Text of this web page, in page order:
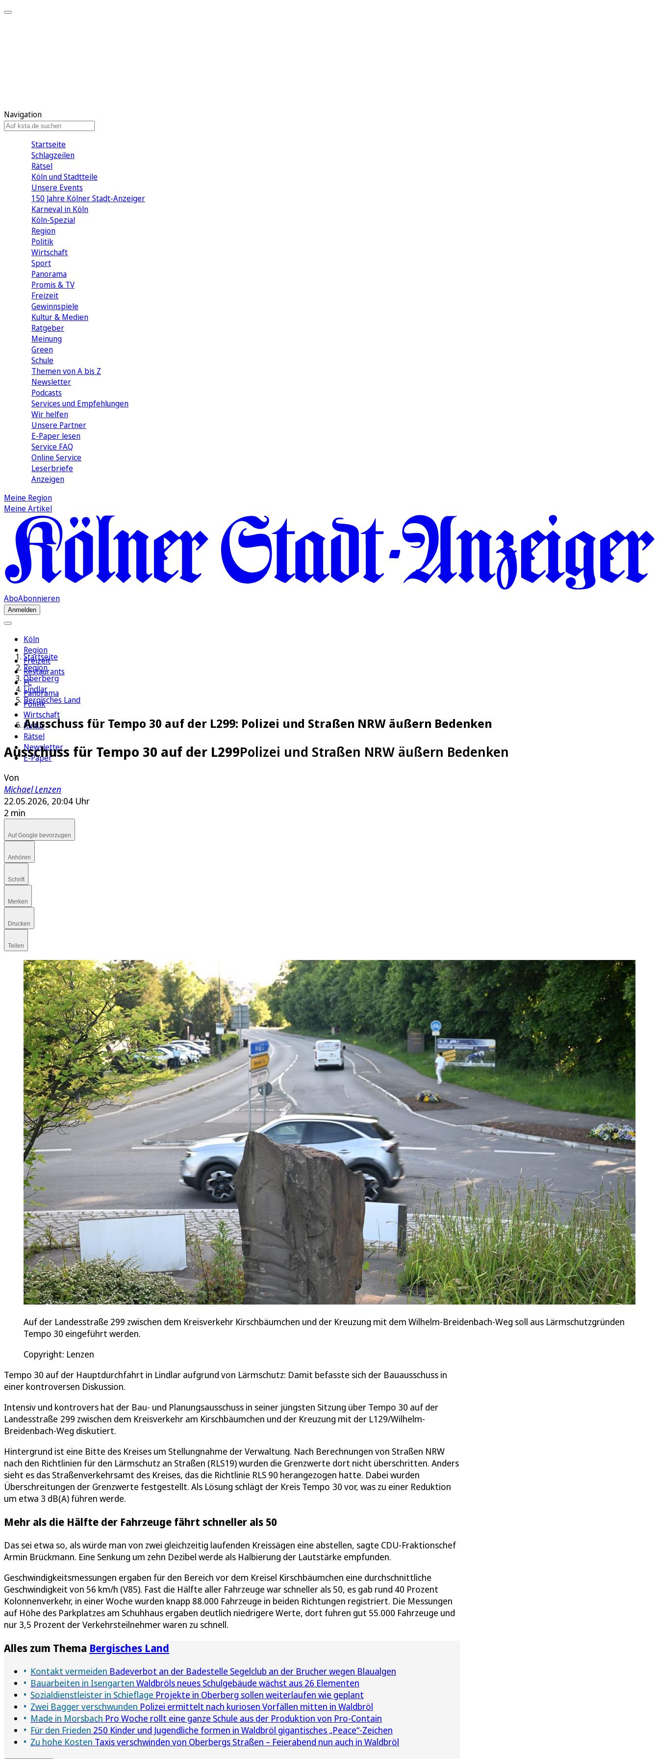
Navigation
Startseite
Schlagzeilen
Rätsel
Köln und Stadtteile
Unsere Events
150 Jahre Kölner Stadt-Anzeiger
Karneval in Köln
Köln-Spezial
Region
Politik
Wirtschaft
Sport
Panorama
Promis & TV
Freizeit
Gewinnspiele
Kultur & Medien
Ratgeber
Meinung
Green
Schule
Themen von A bis Z
Newsletter
Podcasts
Services und Empfehlungen
Wir helfen
Unsere Partner
E-Paper lesen
Service FAQ
Online Service
Leserbriefe
Anzeigen
Meine Region
Meine Artikel
AboAbonnieren
Anmelden
Köln
Region
Freizeit
Restaurants
FC
Panorama
Politik
Wirtschaft
Kultur
Rätsel
Newsletter
E-Paper
Startseite
Region
Oberberg
Lindlar
Bergisches Land
Ausschuss für Tempo 30 auf der L299: Polizei und Straßen NRW äußern Bedenken
Ausschuss für Tempo 30 auf der L299Polizei und Straßen NRW äußern Bedenken
Von
Michael Lenzen
22.05.2026, 20:04 Uhr
2 min
Auf Google bevorzugen
Anhören
Schrift
Merken
Drucken
Teilen
Auf der Landesstraße 299 zwischen dem Kreisverkehr Kirschbäumchen und der Kreuzung mit dem Wilhelm-Breidenbach-Weg soll aus Lärmschutzgründen
Tempo 30 eingeführt werden.
Copyright: Lenzen
Tempo 30 auf der Hauptdurchfahrt in Lindlar aufgrund von Lärmschutz: Damit befasste sich der Bauausschuss in
einer kontroversen Diskussion.
Intensiv und kontrovers hat der Bau- und Planungsausschuss in seiner jüngsten Sitzung über Tempo 30 auf der
Landesstraße 299 zwischen dem Kreisverkehr am Kirschbäumchen und der Kreuzung mit der L129/Wilhelm-
Breidenbach-Weg diskutiert.
Hintergrund ist eine Bitte des Kreises um Stellungnahme der Verwaltung. Nach Berechnungen von Straßen NRW
nach den Richtlinien für den Lärmschutz an Straßen (RLS19) wurden die Grenzwerte dort nicht überschritten. Anders
sieht es das Straßenverkehrsamt des Kreises, das die Richtlinie RLS 90 herangezogen hatte. Dabei wurden
Überschreitungen der Grenzwerte festgestellt. Als Lösung schlägt der Kreis Tempo 30 vor, was zu einer Reduktion
um etwa 3 dB(A) führen werde.
Mehr als die Hälfte der Fahrzeuge fährt schneller als 50
Das sei etwa so, als würde man von zwei gleichzeitig laufenden Kreissägen eine abstellen, sagte CDU-Fraktionschef
Armin Brückmann. Eine Senkung um zehn Dezibel werde als Halbierung der Lautstärke empfunden.
Geschwindigkeitsmessungen ergaben für den Bereich vor dem Kreisel Kirschbäumchen eine durchschnittliche
Geschwindigkeit von 56 km/h (V85). Fast die Hälfte aller Fahrzeuge war schneller als 50, es gab rund 40 Prozent
Kolonnenverkehr, in einer Woche wurden knapp 88.000 Fahrzeuge in beiden Richtungen registriert. Die Messungen
auf Höhe des Parkplatzes am Schuhhaus ergaben deutlich niedrigere Werte, dort fuhren gut 55.000 Fahrzeuge und
nur 3,5 Prozent der Verkehrsteilnehmer waren zu schnell.
Alles zum Thema Bergisches Land
Kontakt vermeiden Badeverbot an der Badestelle Segelclub an der Brucher wegen Blaualgen
Bauarbeiten in Isengarten Waldbröls neues Schulgebäude wächst aus 26 Elementen
Sozialdienstleister in Schieflage Projekte in Oberberg sollen weiterlaufen wie geplant
Zwei Bagger verschwunden Polizei ermittelt nach kuriosen Vorfällen mitten in Waldbröl
Made in Morsbach Pro Woche rollt eine ganze Schule aus der Produktion von Pro-Contain
Für den Frieden 250 Kinder und Jugendliche formen in Waldbröl gigantisches „Peace“-Zeichen
Zu hohe Kosten Taxis verschwinden von Oberbergs Straßen – Feierabend nun auch in Waldbröl